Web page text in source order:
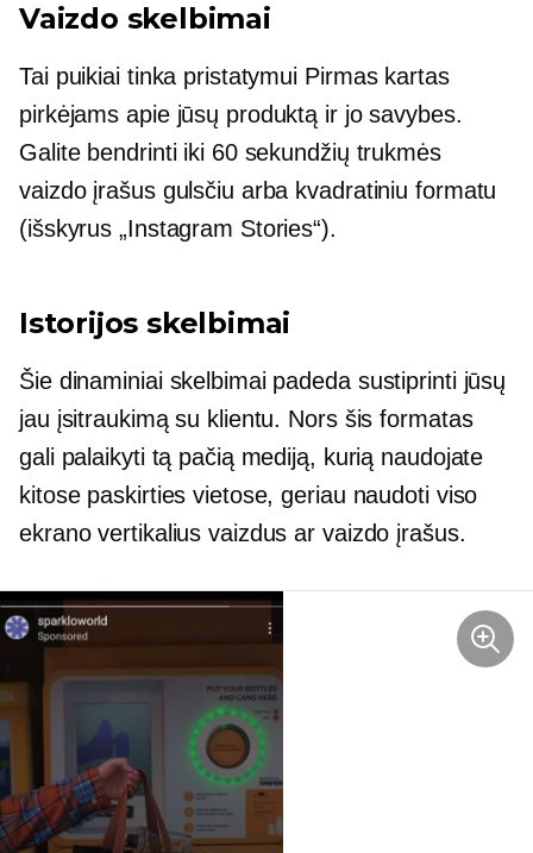
Vaizdo skelbimai
Tai puikiai tinka pristatymui Pirmas kartas
pirkėjams apie jūsų produktą ir jo savybes.
Galite bendrinti iki 60 sekundžių trukmės
vaizdo įrašus gulsčiu arba kvadratiniu formatu
(išskyrus „Instagram Stories“).
Istorijos skelbimai
Šie dinaminiai skelbimai padeda sustiprinti jūsų
jau įsitraukimą su klientu. Nors šis formatas
gali palaikyti tą pačią mediją, kurią naudojate
kitose paskirties vietose, geriau naudoti viso
ekrano vertikalius vaizdus ar vaizdo įrašus.